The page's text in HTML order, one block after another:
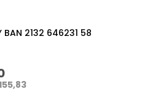
BAN 2132 646231 58